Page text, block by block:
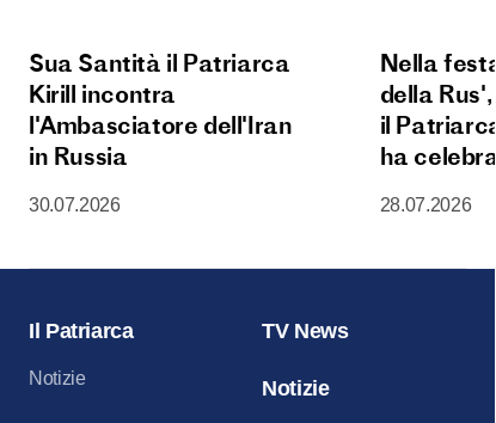
Sua Santità il Patriarca
Kirill incontra
l'Ambasciatore dell'Iran
in Russia
30.07.2026
Nella
della
il
ha
della
28.07.2026
Il Patriarca
Notizie
TV News
Notizie